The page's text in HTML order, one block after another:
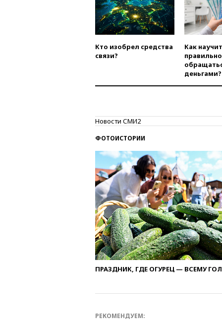
Кто изобрел средства
связи?
Как
правильно
деньгами?
Новости СМИ2
ФОТОИСТОРИИ
ПРАЗДНИК, ГДЕ ОГУРЕЦ — ВСЕМУ
РЕКОМЕНДУЕМ: